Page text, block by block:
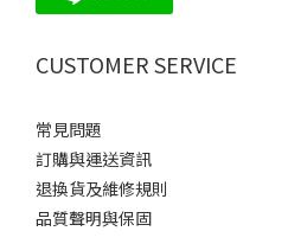
CUSTOMER SERVICE
常見問題
訂購與運送資訊
退換貨及維修規則
品質聲明與保固